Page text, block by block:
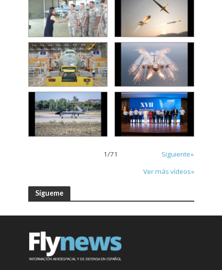
1/71
Siguiente»
Ver más vídeos»
Sígueme